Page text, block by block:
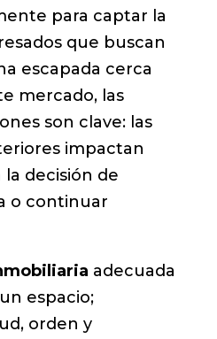
para captar la
que buscan
escapada cerca
mercado, las
son clave: las
impactan
decisión de
o continuar
adecuada
espacio;
orden y